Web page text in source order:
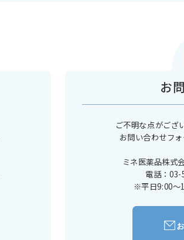
お
ご不明な点がござ
お問い合わせフ
ミネ医薬品株式
電話：03-
※平日9:00～